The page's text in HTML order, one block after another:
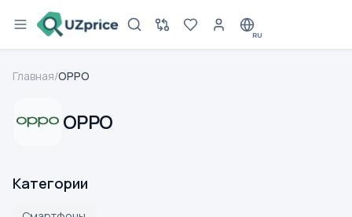
RU
Главная/OPPO
OPPO
Категории